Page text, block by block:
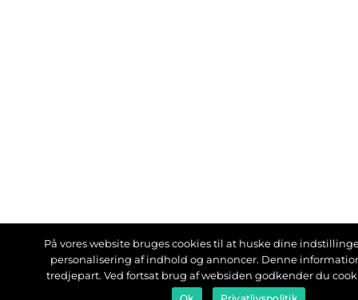
På vores website bruges cookies til at huske dine
personalisering af indhold og annoncer. Denne
tredjepart. Ved fortsat brug af websiden godkender du